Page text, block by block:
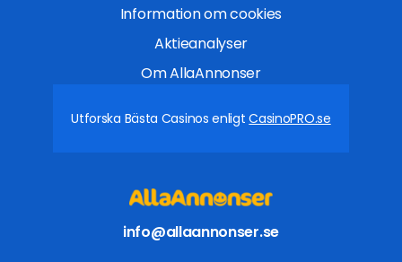
Information om cookies
Aktieanalyser
Om AllaAnnonser
Utforska Bästa Casinos enligtCasinoPRO.se
info@allaannonser.se